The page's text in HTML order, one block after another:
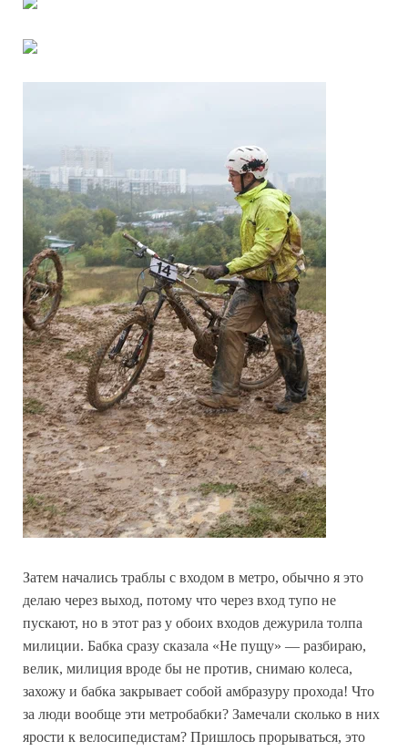
Затем начались траблы с входом в метро, обычно я это
делаю через выход, потому что через вход тупо не
пускают, но в этот раз у обоих входов дежурила толпа
милиции. Бабка сразу сказала «Не пущу» — разбираю,
велик, милиция вроде бы не против, снимаю колеса,
захожу и бабка закрывает собой амбразуру прохода! Что
за люди вообще эти метробабки? Замечали сколько в них
ярости к велосипедистам? Пришлось прорываться, это